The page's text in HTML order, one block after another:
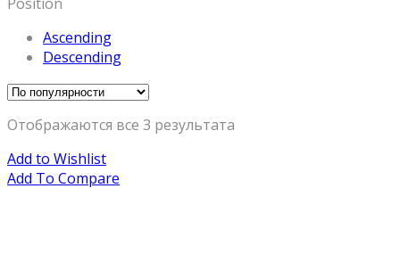
Ascending
Descending
Отображаются все 3 результата
Add to Wishlist
Add To Compare